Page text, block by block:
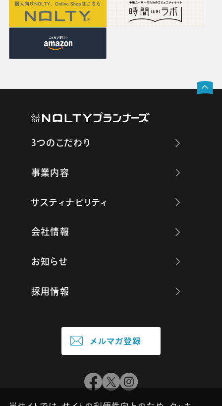
3つのこだわり
事業内容
サスティナビリティ
会社情報
お知らせ
採用情報